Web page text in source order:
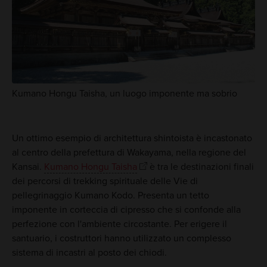
Kumano Hongu Taisha, un luogo imponente ma sobrio
Un ottimo esempio di architettura shintoista è incastonato
al centro della prefettura di Wakayama, nella regione del
Kansai.
Kumano Hongu Taisha
è tra le destinazioni finali
dei percorsi di trekking spirituale delle Vie di
pellegrinaggio Kumano Kodo. Presenta un tetto
imponente in corteccia di cipresso che si confonde alla
perfezione con l'ambiente circostante. Per erigere il
santuario, i costruttori hanno utilizzato un complesso
sistema di incastri al posto dei chiodi.